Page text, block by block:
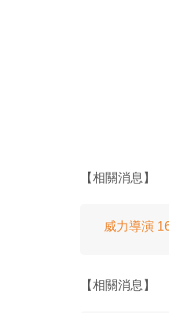
【相關消息】
威力導演
【相關消息】